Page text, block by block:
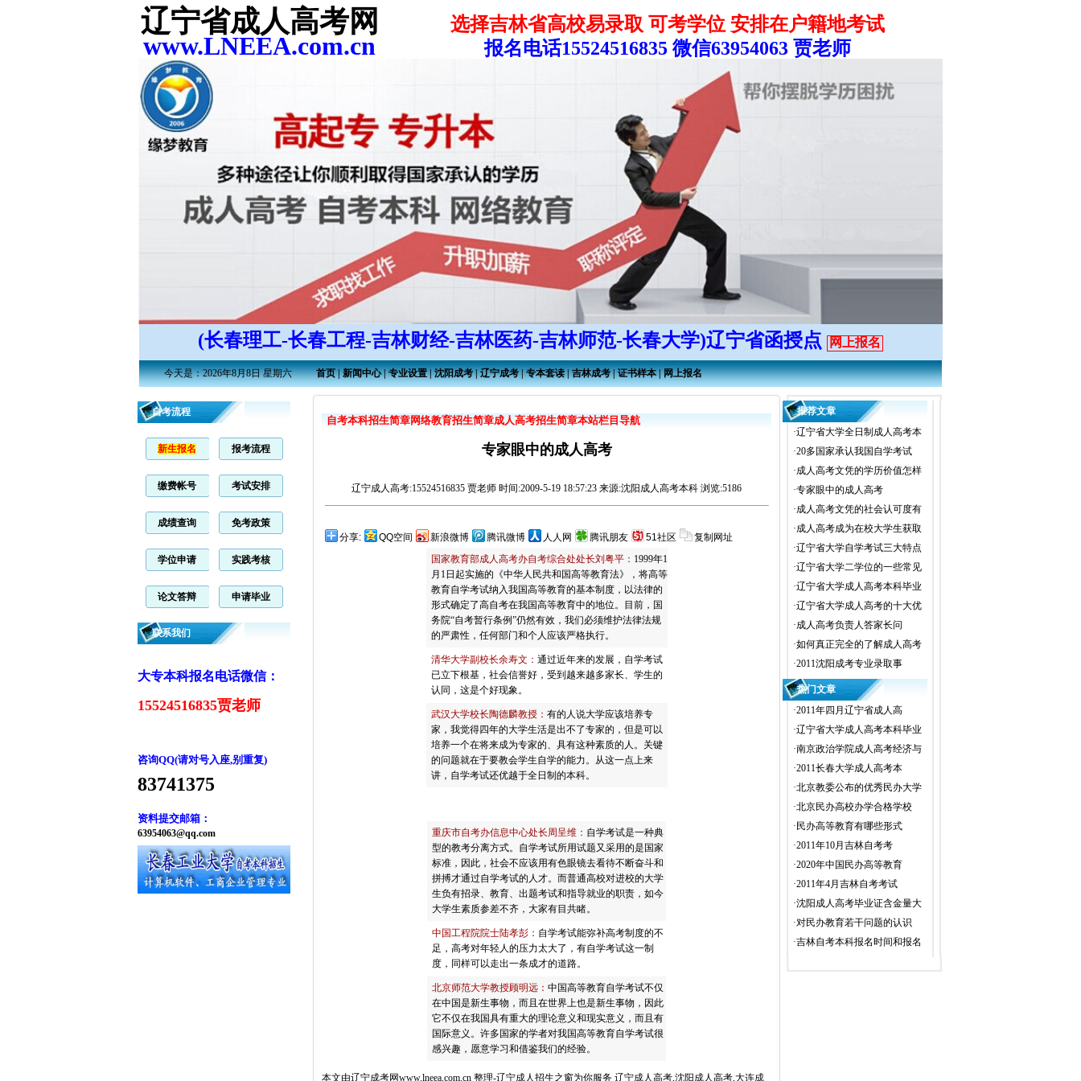
辽宁省成人高考网
www.LNEEA.com.cn
选择吉林省高校易录取 可考学位 安排在户籍地考试
报名电话15524516835 微信63954063 贾老师
(长春理工-长春工程-吉林财经-吉林医药-吉林师范-长春大学)辽宁省函授点 网上报名
今天是：2026年8月8日 星期六 首页|新闻中心|专业设置|沈阳成考|辽宁成考|专本套读|吉林成考|证书样本|网上报名
自考流程
新生报名 报考流程
缴费帐号 考试安排
成绩查询 免考政策
学位申请 实践考核
论文答辩 申请毕业
联系我们
大专本科报名电话微信：
15524516835贾老师
咨询QQ(请对号入座,别重复)
83741375
资料提交邮箱：
63954063@qq.com
自考本科招生简章网络教育招生简章成人高考招生简章本站栏目导航
专家眼中的成人高考
辽宁成人高考:15524516835 贾老师 时间:2009-5-19 18:57:23 来源:沈阳成人高考本科 浏览:5186
分享: QQ空间 新浪微博 腾讯微博 人人网 腾讯朋友 51社区
复制网址
国家教育部成人高考办自考综合处处长刘粤平： 1999年1
月1日起实施的《中华人民共和国高等教育法》，将高等
教育自学考试纳入我国高等教育的基本制度，以法律的
形式确定了高自考在我国高等教育中的地位。目前，国
务院“自考暂行条例”仍然有效，我们必须维护法律法规
的严肃性，任何部门和个人应该严格执行。
清华大学副校长余寿文： 通过近年来的发展，自学考试
已立下根基，社会信誉好，受到越来越多家长、学生的
认同，这是个好现象。
武汉大学校长陶德麟教授： 有的人说大学应该培养专
家，我觉得四年的大学生活是出不了专家的，但是可以
培养一个在将来成为专家的、具有这种素质的人。关键
的问题就在于要教会学生自学的能力。从这一点上来
讲，自学考试还优越于全日制的本科。
重庆市自考办信息中心处长周呈维： 自学考试是一种典
型的教考分离方式。自学考试所用试题又采用的是国家
标准，因此，社会不应该用有色眼镜去看待不断奋斗和
拼搏才通过自学考试的人才。而普通高校对进校的大学
生负有招录、教育、出题考试和指导就业的职责，如今
大学生素质参差不齐，大家有目共睹。
中国工程院院士陆孝彭： 自学考试能弥补高考制度的不
足，高考对年轻人的压力太大了，有自学考试这一制
度，同样可以走出一条成才的道路。
北京师范大学教授顾明远： 中国高等教育自学考试不仅
在中国是新生事物，而且在世界上也是新生事物，因此
它不仅在我国具有重大的理论意义和现实意义，而且有
国际意义。许多国家的学者对我国高等教育自学考试很
感兴趣，愿意学习和借鉴我们的经验。
本文由辽宁成考网www.lneea.com.cn 整理-辽宁成人招生之窗为你服务 辽宁成人高考,沈阳成人高考,大连成
推荐文章
·辽宁省大学全日制成人高考本
·20多国家承认我国自学考试
·成人高考文凭的学历价值怎样
·专家眼中的成人高考
·成人高考文凭的社会认可度有
·成人高考成为在校大学生获取
·辽宁省大学自学考试三大特点
·辽宁省大学二学位的一些常见
·辽宁省大学成人高考本科毕业
·辽宁省大学成人高考的十大优
·成人高考负责人答家长问
·如何真正完全的了解成人高考
·2011沈阳成考专业录取事
热门文章
·2011年四月辽宁省成人高
·辽宁省大学成人高考本科毕业
·南京政治学院成人高考经济与
·2011长春大学成人高考本
·北京教委公布的优秀民办大学
·北京民办高校办学合格学校
· 民办高等教育有哪些形式
·2011年10月吉林自考考
·2020年中国民办高等教育
·2011年4月吉林自考考试
·沈阳成人高考毕业证含金量大
·对民办教育若干问题的认识
·吉林自考本科报名时间和报名